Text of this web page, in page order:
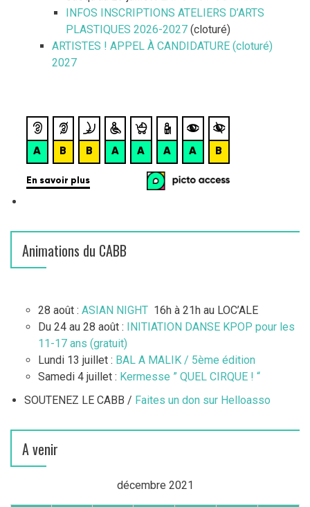
INFOS INSCRIPTIONS ATELIERS D’ARTS
PLASTIQUES 2026-2027 (cloturé)
ARTISTES ! APPEL À CANDIDATURE (cloturé)
2027
Animations du CABB
28 août : ASIAN NIGHT 16h à 21h au LOC’ALE
Du 24 au 28 août : INITIATION DANSE KPOP pour les
11-17 ans (gratuit)
Lundi 13 juillet : BAL A MALIK / 5ème édition
Samedi 4 juillet : Kermesse ” QUEL CIRQUE ! “
SOUTENEZ LE CABB / Faites un don sur Helloasso
A venir
décembre 2021